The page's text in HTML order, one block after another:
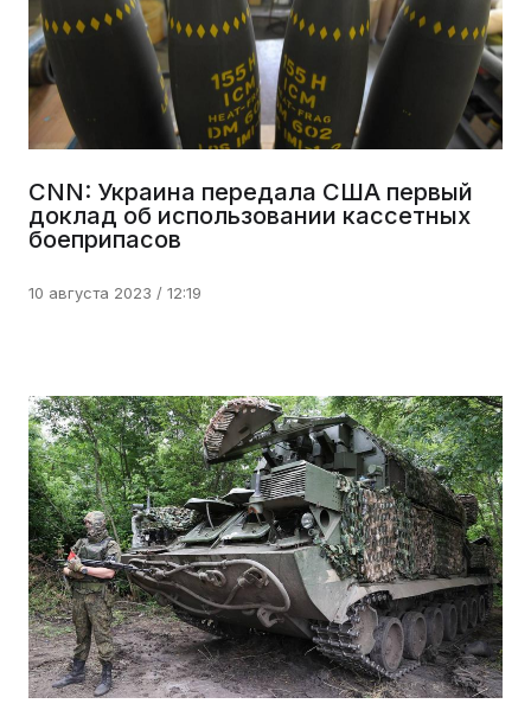
CNN: Украина передала США первый
доклад об использовании кассетных
боеприпасов
10 августа 2023 / 12:19